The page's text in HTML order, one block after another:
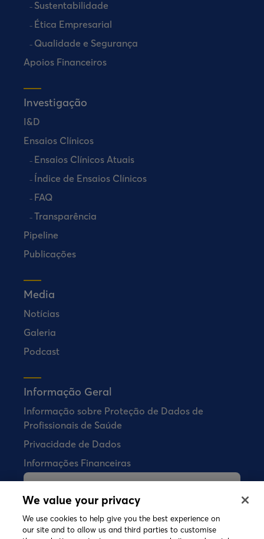
Sustentabilidade
Ética Empresarial
Qualidade e Segurança
Apoios Financeiros
Investigação
I&D
Ensaios Clínicos
Ensaios Clínicos Atuais
Índice de Ensaios Clínicos
FAQ
Transparência
Pipeline
Publicações
Media
Notícias
Galeria
Podcast
Informação Geral
Informação sobre Proteção de Dados de
Profissionais de Saúde
Privacidade de Dados
Informações Financeiras
farmacêuticos diretamente aos
consumidores.
We value your privacy
We use cookies to help give you the best experience on
our site and to allow us and third parties to customise